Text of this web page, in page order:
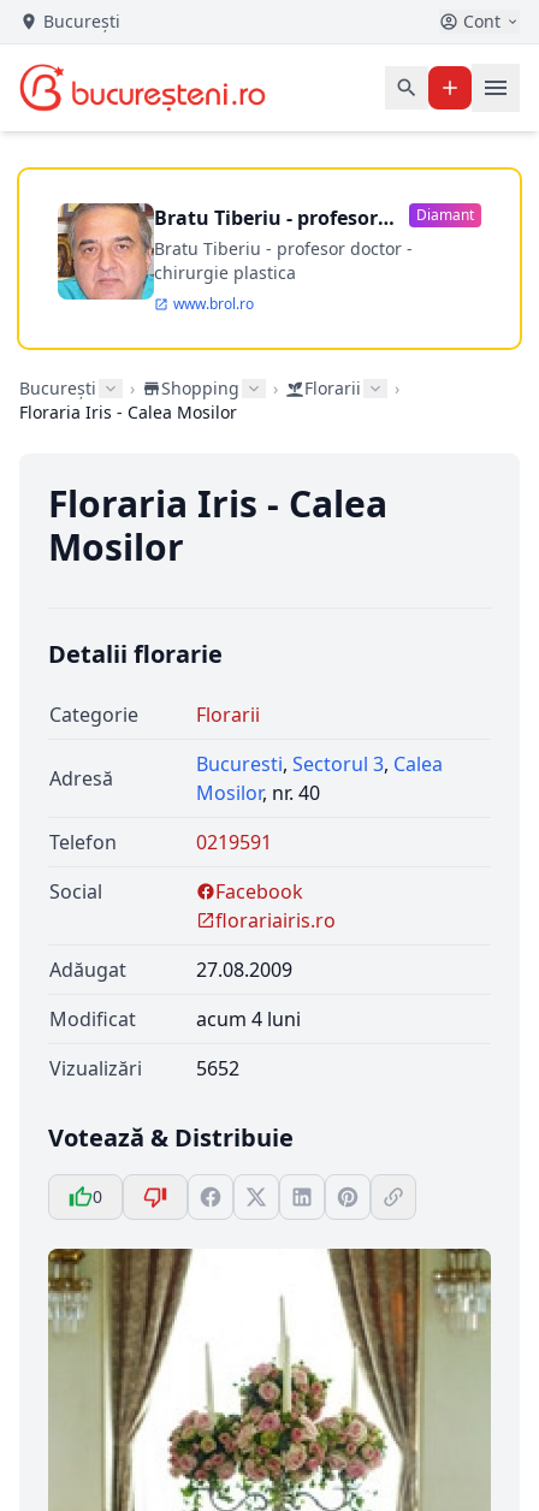
București Cont
Bratu Tiberiu - profesor
doctor
Diamant
Bratu Tiberiu - profesor doctor -
chirurgie plastica
www.brol.ro
București › Shopping › Florarii
›
Floraria Iris - Calea Mosilor
Floraria Iris - Calea
Mosilor
Detalii florarie
Categorie Florarii
Adresă
Bucuresti, Sectorul 3, Calea
Mosilor, nr. 40
Telefon
0219591
Social
Facebook
florariairis.ro
Adăugat
27.08.2009
Modificat
acum 4 luni
Vizualizări
5652
Votează & Distribuie
0